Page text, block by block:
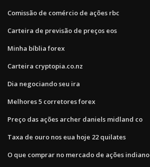
Comissão de comércio de ações rbc
Carteira de previsão de preços eos
Minha bíblia forex
Carteira cryptopia.co.nz
Dia negociando seu ira
Melhores 5 corretores forex
Preço das ações archer daniels midland co
Taxa de ouro nos eua hoje 22 quilates
O que comprar no mercado de ações indiano